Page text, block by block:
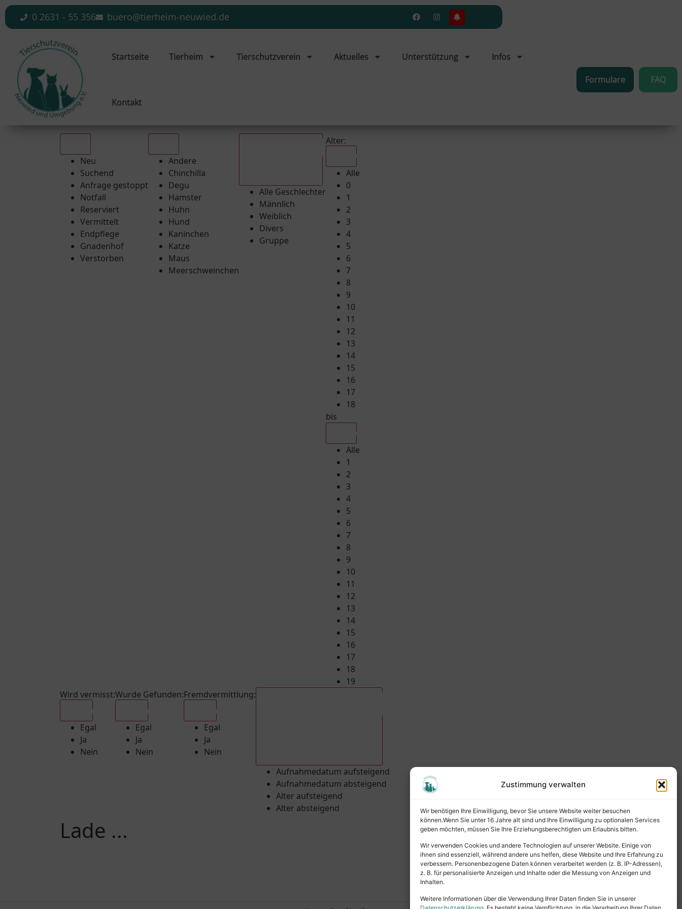
Zustimmung verwalten
Wir benötigen Ihre Einwilligung, bevor Sie unsere Website weiter besuchen
können.Wenn Sie unter 16 Jahre alt sind und Ihre Einwilligung zu optionalen Services
geben möchten, müssen Sie Ihre Erziehungsberechtigten um Erlaubnis bitten.
Wir verwenden Cookies und andere Technologien auf unserer Website. Einige von
ihnen sind essenziell, während andere uns helfen, diese Website und Ihre Erfahrung zu
verbessern. Personenbezogene Daten können verarbeitet werden (z. B. IP-Adressen),
z. B. für personalisierte Anzeigen und Inhalte oder die Messung von Anzeigen und
Inhalten.
Weitere Informationen über die Verwendung Ihrer Daten finden Sie in unserer
0 2631 - 55 356 buero@tierheim-neuwied.de
Startseite Tierheim Tierschutzverein Aktuelles Unterstützung Infos
Kontakt
Formulare FAQ
Neu
Suchend
Anfrage gestoppt
Notfall
Reserviert
Vermittelt
Endpflege
Gnadenhof
Verstorben
Andere
Chinchilla
Degu
Hamster
Huhn
Hund
Kaninchen
Katze
Maus
Meerschweinchen
Alle Geschlechter
Männlich
Weiblich
Divers
Gruppe
Alter:
Alle
0
1
2
3
4
5
6
7
8
9
10
11
12
13
14
15
16
17
18
bis
Alle
1
2
3
4
5
6
7
8
9
10
11
12
13
14
15
16
17
18
19
Wird vermisst:
Egal
Ja
Nein
Wurde Gefunden:
Egal
Ja
Nein
Fremdvermittlung:
Egal
Ja
Nein
Aufnahmedatum aufsteigend
Aufnahmedatum absteigend
Alter aufsteigend
Alter absteigend
Lade ...